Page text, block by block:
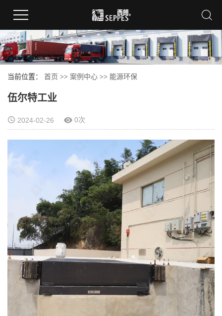
当前位置： 首页 >> 案例中心 >> 能源环保
伍尔特工业
2024-02-26 0次